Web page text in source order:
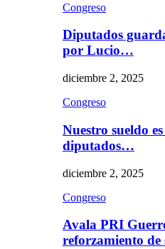
Congreso
Diputados
por Lucio…
diciembre 2, 2025
Congreso
Nuestro sueldo
diputados…
diciembre 2, 2025
Congreso
Avala PRI
reforzamiento